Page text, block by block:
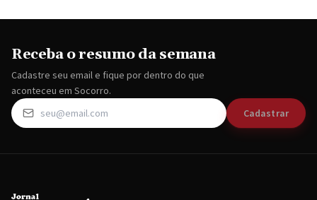
Receba o resumo da semana
Cadastre seu email e fique por dentro do que
aconteceu em Socorro.
Cadastrar